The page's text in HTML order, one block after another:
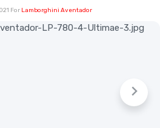
For Lamborghini Aventador